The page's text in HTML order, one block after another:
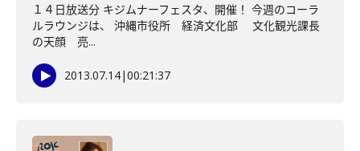
１４日放送分 キジムナーフェスタ、開催！ 今週のコーラ
ルラウンジは、 沖縄市役所 経済文化部 文化観光課長
の天顔 亮...
2013.07.14|00:21:37